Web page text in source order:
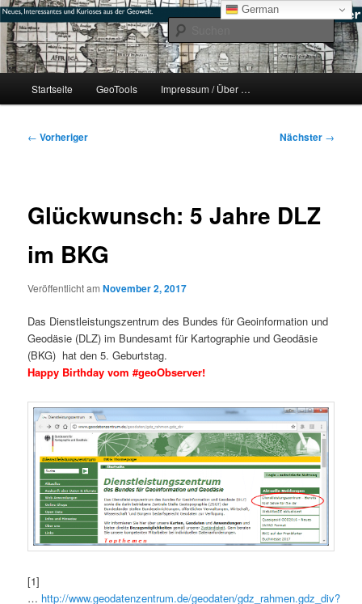
Zum
primären
Inhalt
springen#geoObserver
mikeE's GeoBlog
Startseite GeoTools Impressum / Über …
Beitragsnavigation
← Vorheriger Nächster →
Glückwunsch: 5 Jahre DLZ
im BKG
Veröffentlicht amNovember 2, 2017
Das Dienstleistungszentrum des Bundes für Geoinformation und
Geodäsie (DLZ) im Bundesamt für Kartographie und Geodäsie
(BKG) hat den 5. Geburtstag.
Happy Birthday vom #geoObserver!
[1]
… http://www.geodatenzentrum.de/geodaten/gdz_rahmen.gdz_div?
German